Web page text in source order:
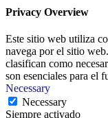
Privacy Overview
Este sitio web utiliza
navega por el sitio
clasifican como
son esenciales para el
Necessary
Necessary
Siempre activado